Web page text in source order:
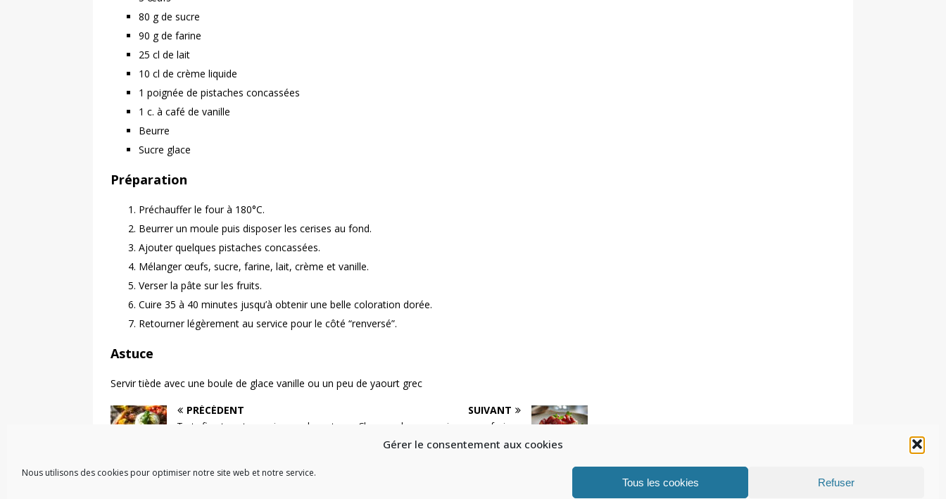
Gérer le consentement aux cookies
Nous utilisons des cookies pour optimiser notre site web et notre service.
Tous les cookies Refuser
80 g de sucre
90 g de farine
25 cl de lait
10 cl de crème liquide
1 poignée de pistaches concassées
1 c. à café de vanille
Beurre
Sucre glace
Préparation
Préchauffer le four à 180°C.
Beurrer un moule puis disposer les cerises au fond.
Ajouter quelques pistaches concassées.
Mélanger œufs, sucre, farine, lait, crème et vanille.
Verser la pâte sur les fruits.
Cuire 35 à 40 minutes jusqu’à obtenir une belle coloration dorée.
Retourner légèrement au service pour le côté “renversé”.
Astuce
Servir tiède avec une boule de glace vanille ou un peu de yaourt grec
PRÉCÉDENT
Tarte fine tomates anciennes, burrata
SUIVANT
Cheesecake sans cuisson aux fraises
de Bretagne